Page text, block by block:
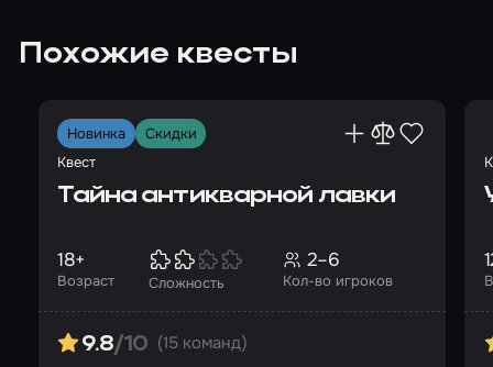
Похожие квесты
Новинка
Скидки
Квест
Тайна антикварной лавки
Возраст
18+
Сложность Кол-во игроков
2–6
9.8/10 (15 команд)